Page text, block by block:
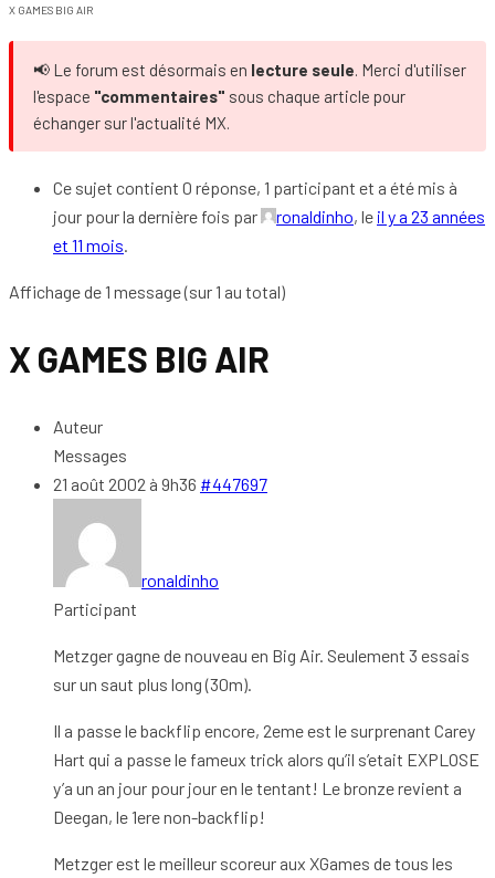
X GAMES BIG AIR
📢 Le forum est désormais en lecture seule. Merci d'utiliser
l'espace "commentaires" sous chaque article pour
échanger sur l'actualité MX.
Ce sujet contient 0 réponse, 1 participant et a été mis à
jour pour la dernière fois par
ronaldinho, le il y a 23 années
et 11 mois.
Affichage de 1 message (sur 1 au total)
X GAMES BIG AIR
Auteur
Messages
21 août 2002 à 9h36 #447697
ronaldinho
Participant
Metzger gagne de nouveau en Big Air. Seulement 3 essais
sur un saut plus long (30m).
Il a passe le backflip encore, 2eme est le surprenant Carey
Hart qui a passe le fameux trick alors qu’il s’etait EXPLOSE
y’a un an jour pour jour en le tentant! Le bronze revient a
Deegan, le 1ere non-backflip!
Metzger est le meilleur scoreur aux XGames de tous les